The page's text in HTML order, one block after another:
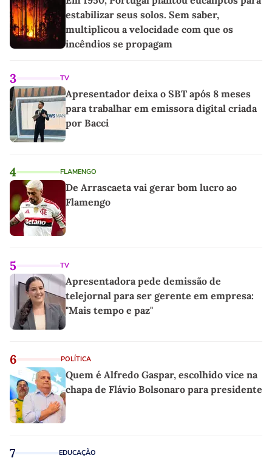
estabilizar seus solos. Sem saber,
multiplicou a velocidade com que os
incêndios se propagam
3 TV
Apresentador deixa o SBT após 8 meses
para trabalhar em emissora digital criada
por Bacci
4 FLAMENGO
De Arrascaeta vai gerar bom lucro ao
Flamengo
5 TV
Apresentadora pede demissão de
telejornal para ser gerente em empresa:
"Mais tempo e paz"
6 POLÍTICA
Quem é Alfredo Gaspar, escolhido vice na
chapa de Flávio Bolsonaro para presidente
7 EDUCAÇÃO